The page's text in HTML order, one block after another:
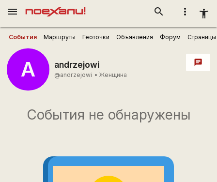
more_vert accessibility_new
search
menu
События Маршруты Геоточки Объявления Форум Страницы
A andrzejowi
@andrzejowi • Женщина
chat
События не обнаружены